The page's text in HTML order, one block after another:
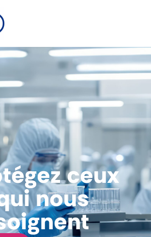
cookies
ceux
nous